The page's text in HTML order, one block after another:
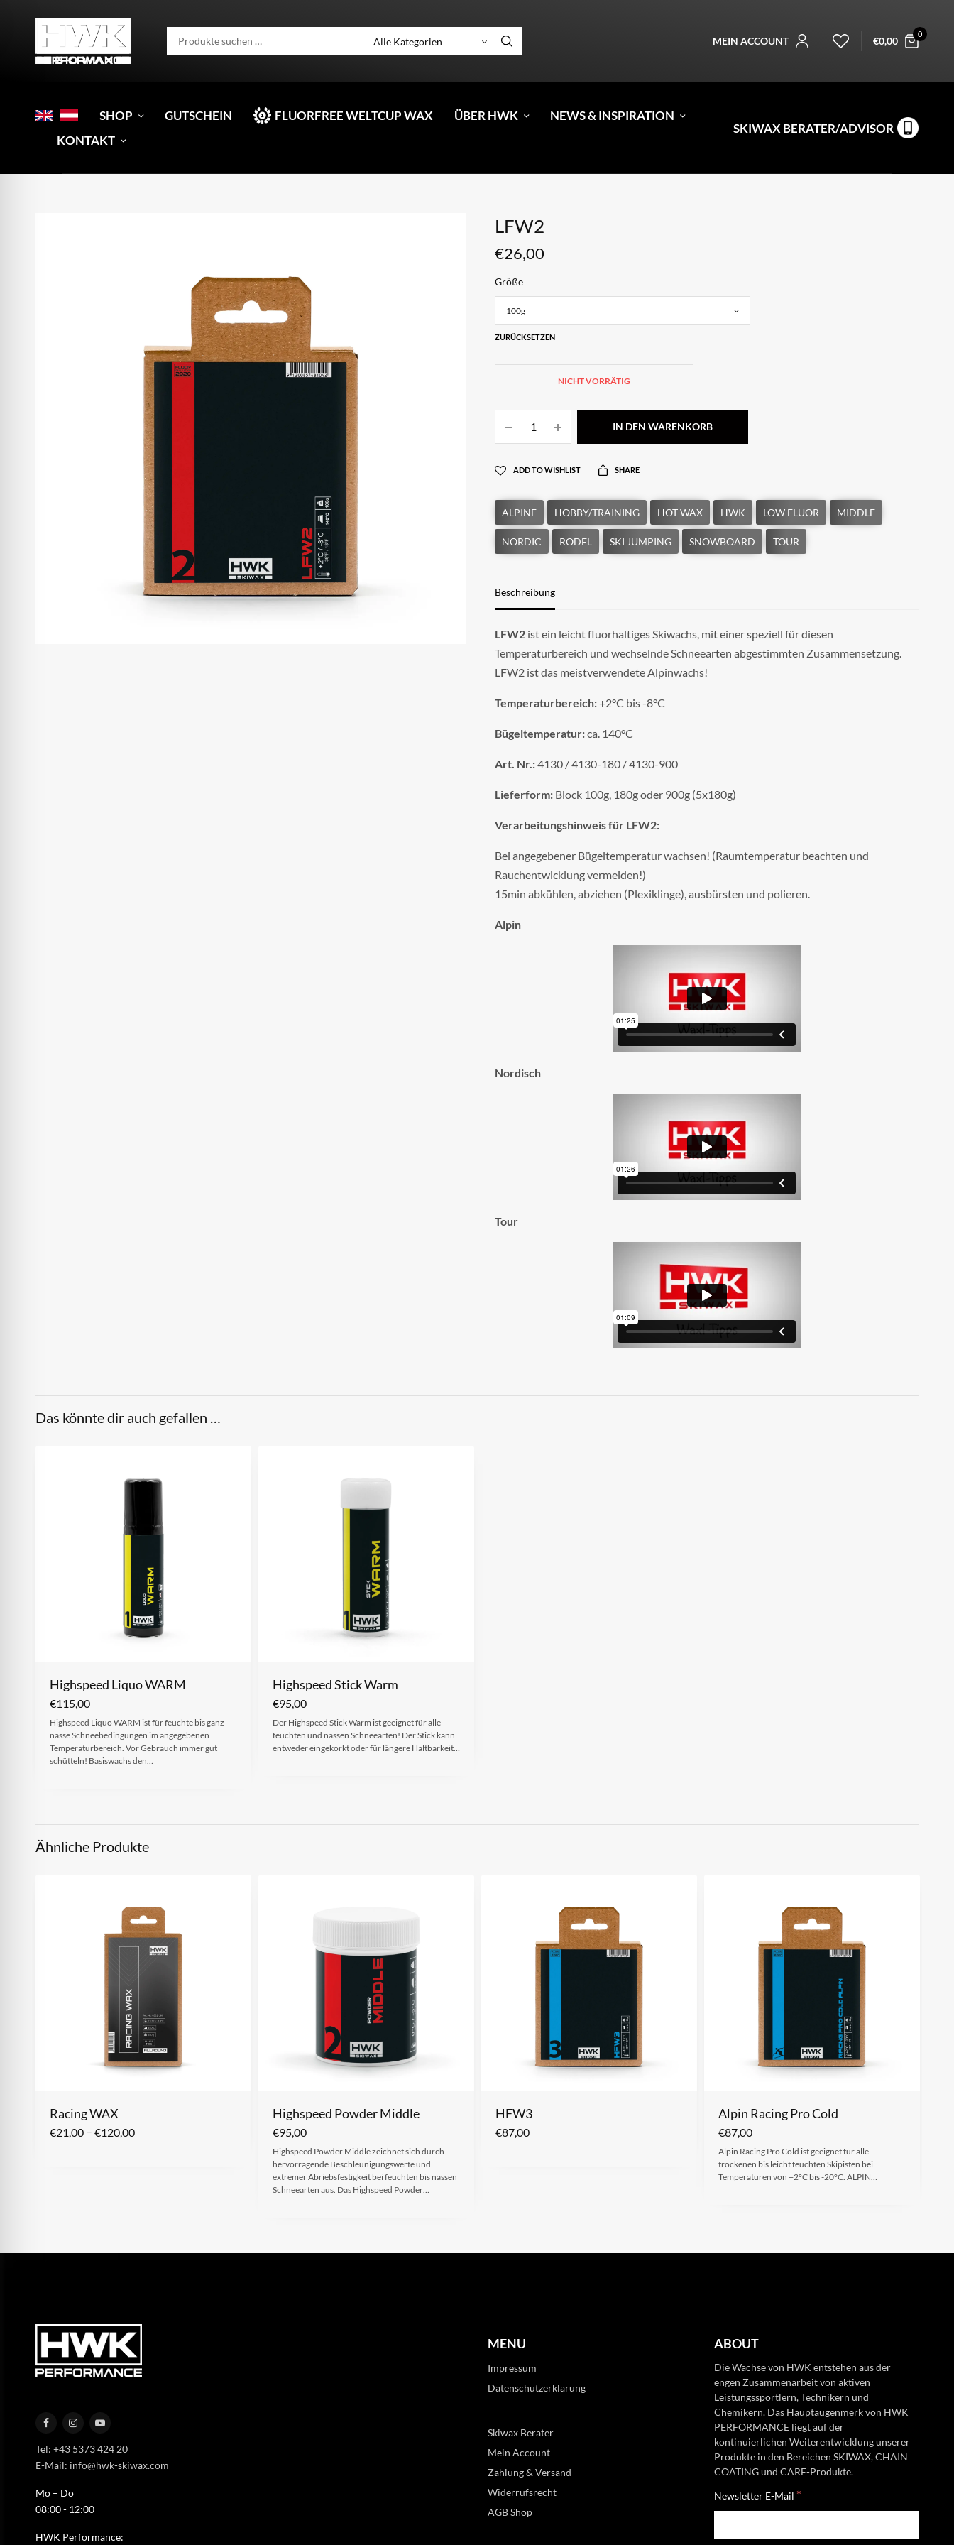
MEIN ACCOUNT €0,00
0
SHOP GUTSCHEIN FLUORFREE WELTCUP WAX ÜBER HWK
NEWS & INSPIRATION
KONTAKT
SKIWAX BERATER/ADVISOR
LFW2
€26,00
Größe
ZURÜCKSETZEN
NICHT VORRÄTIG
IN DEN WARENKORB
ADD TO WISHLIST SHARE
Beschreibung
LFW2 ist ein leicht fluorhaltiges Skiwachs, mit einer speziell für diesen
Temperaturbereich und wechselnde Schneearten abgestimmten Zusammensetzung.
LFW2 ist das meistverwendete Alpinwachs!
Temperaturbereich:+2°C bis -8°C
Bügeltemperatur:ca. 140°C
Art. Nr.:4130 / 4130-180 / 4130-900
Lieferform: Block 100g, 180g oder 900g (5x180g)
Verarbeitungshinweis für LFW2:
Bei angegebener Bügeltemperatur wachsen! (Raumtemperatur beachten und
Rauchentwicklung vermeiden!)
15min abkühlen, abziehen (Plexiklinge), ausbürsten und polieren.
Alpin
Nordisch
Tour
Das könnte dir auch gefallen …
Highspeed Liquo WARM
€115,00
Highspeed Liquo WARM ist für feuchte bis ganz
nasse Schneebedingungen im angegebenen
Temperaturbereich. Vor Gebrauch immer gut
schütteln! Basiswachs den…
Highspeed Stick Warm
€95,00
Der Highspeed Stick Warm ist geeignet für alle
feuchten und nassen Schneearten! Der Stick kann
entweder eingekorkt oder für längere Haltbarkeit…
Ähnliche Produkte
Racing WAX
€21,00 – €120,00
Highspeed Powder Middle
€95,00
Highspeed Powder Middle zeichnet sich durch
hervorragende Beschleunigungswerte und
extremer Abriebsfestigkeit bei feuchten bis nassen
Schneearten aus. Das Highspeed Powder…
HFW3
€87,00
Alpin Racing Pro Cold
€87,00
Alpin Racing Pro Cold ist geeignet für alle
trockenen bis leicht feuchten Skipisten bei
Temperaturen von +2°C bis -20°C. ALPIN…
Tel: +43 5373 424 20
E-Mail: info@hwk-skiwax.com
Mo – Do
08:00 - 12:00
HWK Performance:
MENU
Impressum
Datenschutzerklärung
Skiwax Berater
Mein Account
Zahlung & Versand
Widerrufsrecht
AGB Shop
ABOUT
Die Wachse von HWK entstehen aus der
engen Zusammenarbeit von aktiven
Leistungssportlern, Technikern und
Chemikern. Das Hauptaugenmerk von HWK
PERFORMANCE liegt auf der
kontinuierlichen Weiterentwicklung unserer
Produkte in den Bereichen SKIWAX, CHAIN
COATING und CARE-Produkte.
Newsletter E-Mail *